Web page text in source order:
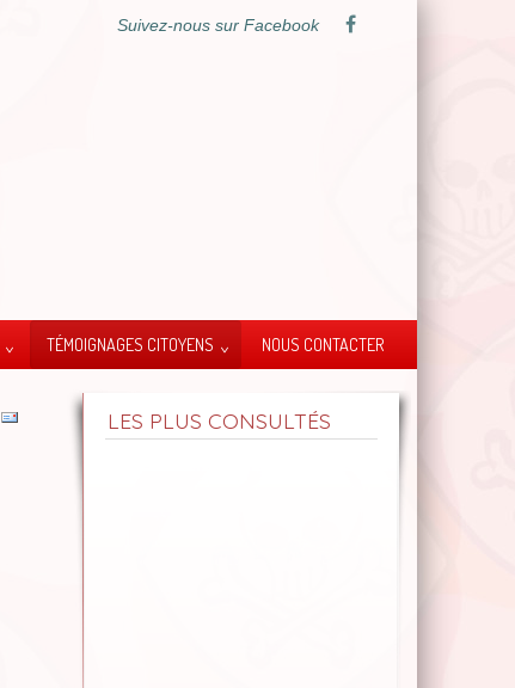
Suivez-nous sur Facebook
TÉMOIGNAGES CITOYENS NOUS CONTACTER
LES PLUS CONSULTÉS